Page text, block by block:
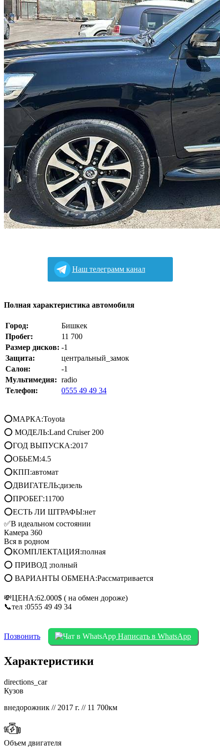
Наш телеграмм канал
Полная характеристика автомобиля
Город:
Бишкек
Пробег:
11 700
Размер дисков: -1
Защита:
центральный_замок
Салон:
-1
Мультимедия: radio
Телефон:
0555 49 49 34
⭕МАРКА:Toyota
⭕ МОДЕЛЬ:Land Cruiser 200
⭕ГОД ВЫПУСКА:2017
⭕ОБЬЕМ:4.5
⭕КПП:автомат
⭕ДВИГАТЕЛЬ:дизель
⭕ПРОБЕГ:11700
⭕ЕСТЬ ЛИ ШТРАФЫ:нет
✅В идеальном состоянии
Камера 360
Вся в родном
⭕КОМПЛЕКТАЦИЯ:полная
⭕ ПРИВОД ;полный
⭕ ВАРИАНТЫ ОБМЕНА:Рассматривается
💸ЦЕНА:62.000$ ( на обмен дороже)
📞тел :0555 49 49 34
Позвонить Написать в WhatsApp
Характеристики
directions_car
Кузов
внедорожник // 2017 г. // 11 700км
Объем двигателя